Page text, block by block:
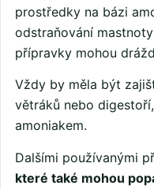
prostředky na bázi
odstraňování
přípravky mohou
Vždy by měla být
větráků nebo
amoniakem.
Dalšími používanými
které také mohou